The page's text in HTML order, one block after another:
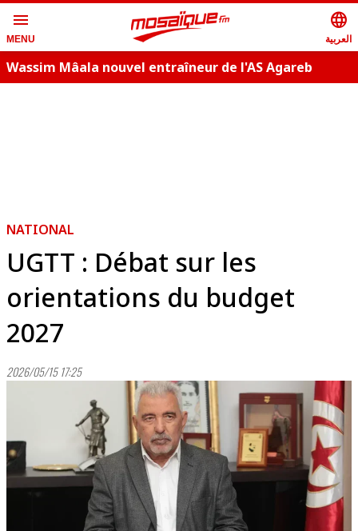
menu
MENU
language
العربية
Wassim Mâala nouvel entraîneur de l'AS Agareb
NATIONAL
UGTT : Débat sur les
orientations du budget
2027
2026/05/15 17:25